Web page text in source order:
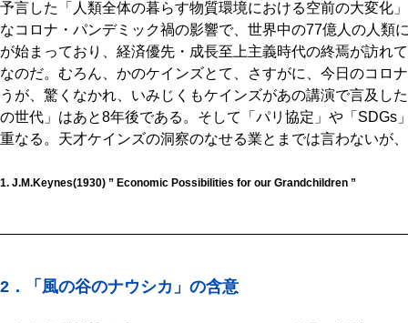
予言した「人類全体の暮らす物質環境における空前の大変化
なコロナ・パンデミック禍の影響で、世界中の77億人の人類
が始まっており、経済優先・成長至上主義時代の終焉が訪れ
なのだ。むろん、かのケインズとて、さすがに、今日のコロ
うが、驚くなかれ、いみじくもケインズがあの講演で言及し
の世代」はあと8年後である。そして「パリ協定」や「SDGs
重なる。天才ケインズの洞察のなせる業とまでは言わないが
1. J.M.Keynes(1930) ” Economic Possibilities for our Grandchildren ”
2．「風の谷のナウシカ」の含意